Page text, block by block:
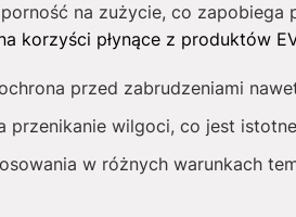
na zużycie, co
korzyści płynące z produktów
przed zabrudzeniami
przenikanie wilgoci, co jest
w różnych warunkach